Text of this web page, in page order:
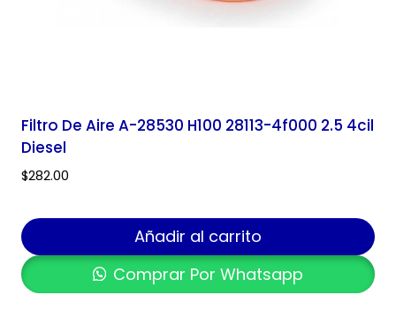
Filtro De Aire A-28530 H100 28113-4f000 2.5 4cil
Diesel
$282.00
Añadir al carrito
Comprar Por Whatsapp